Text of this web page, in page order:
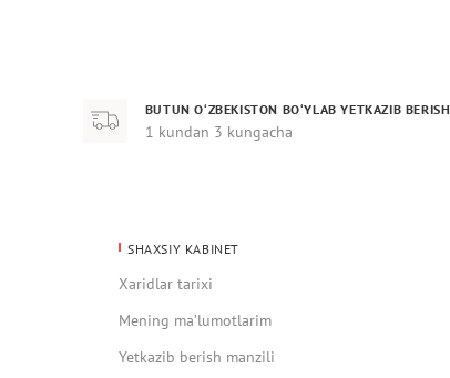
BUTUN O‘ZBEKISTON BO‘YLAB YETKAZIB BERISH
1 kundan 3 kungacha
SHAXSIY KABINET
Xaridlar tarixi
Mening ma’lumotlarim
Yetkazib berish manzili